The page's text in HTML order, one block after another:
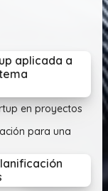
aplicada a
en proyectos
para una